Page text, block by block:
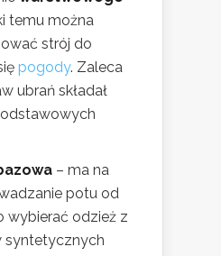
temu można
strój do
pogody. Zaleca
ubrań składał
– ma na
potu od
wybierać odzież z
syntetycznych